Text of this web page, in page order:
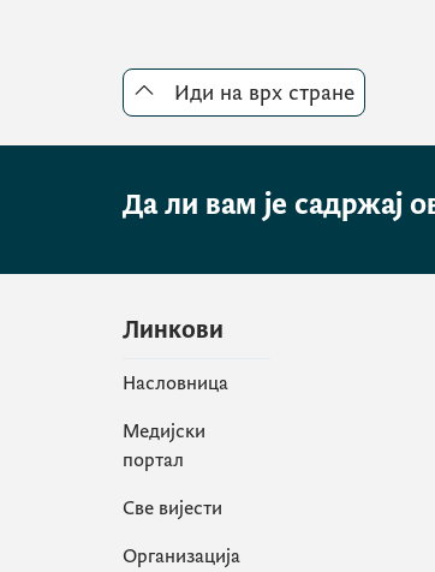
Иди на врх стране
Да ли вам је садржај
Линкови
Насловница
Медијски
портал
Све вијести
Организација